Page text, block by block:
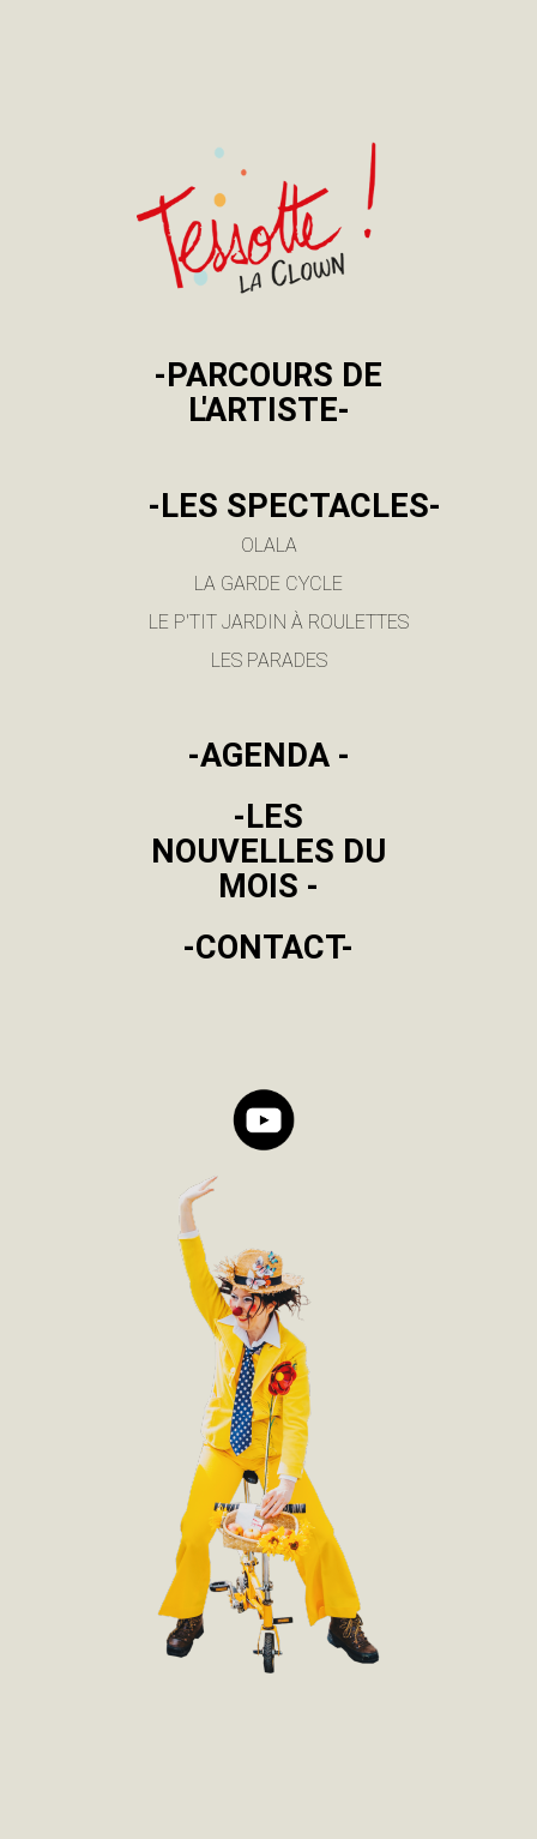
-PARCOURS DE
L'ARTISTE-
-LES SPECTACLES-
OLALA
LA GARDE CYCLE
LE P'TIT JARDIN À ROULETTES
LES PARADES
-AGENDA -
-LES
NOUVELLES DU
MOIS -
-CONTACT-